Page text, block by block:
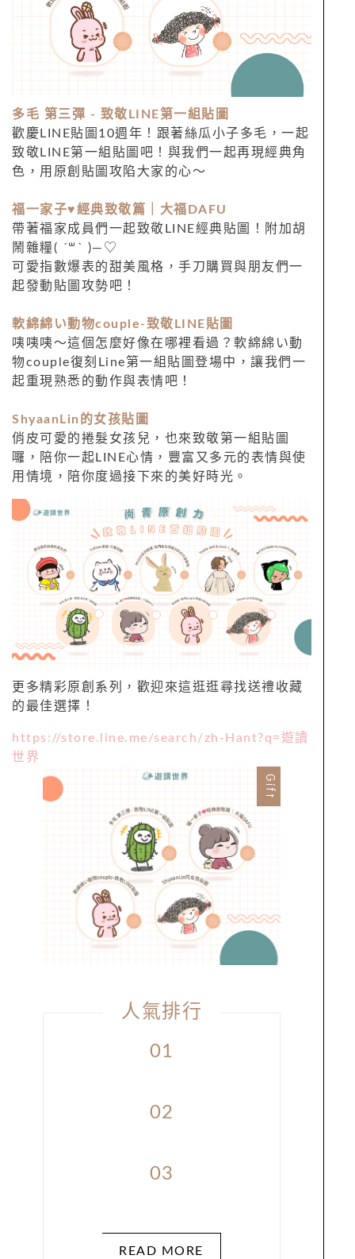
多毛 第三彈 - 致敬LINE第一組貼圖
歡慶LINE貼圖10週年！跟著絲瓜小子多毛，一起
致敬LINE第一組貼圖吧！與我們一起再現經典角
色，用原創貼圖攻陷大家的心～
福一家子♥️經典致敬篇｜大福DAFU
帶著福家成員們一起致敬LINE經典貼圖！附加胡
鬧雜糧( ´꒳` )—♡
可愛指數爆表的甜美風格，手刀購買與朋友們一
起發動貼圖攻勢吧！
軟綿綿い動物couple-致敬LINE貼圖
咦咦咦～這個怎麼好像在哪裡看過？軟綿綿い動
物couple復刻Line第一組貼圖登場中，讓我們一
起重現熟悉的動作與表情吧！
ShyaanLin的女孩貼圖
俏皮可愛的捲髮女孩兒，也來致敬第一組貼圖
囉，陪你一起LINE心情，豐富又多元的表情與使
用情境，陪你度過接下來的美好時光。
更多精彩原創系列，歡迎來這逛逛尋找送禮收藏
的最佳選擇！
https://store.line.me/search/zh-Hant?q=遊讀
世界
Previous
Gift
人氣排行
01
02
03
READ MORE